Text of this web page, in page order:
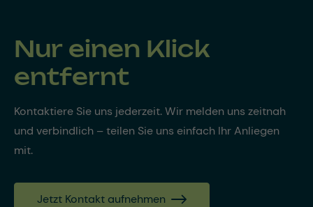
Nur einen Klick
entfernt
Kontaktiere Sie uns jederzeit. Wir melden uns zeitnah
und verbindlich – teilen Sie uns einfach Ihr Anliegen
mit.
Jetzt Kontakt aufnehmen